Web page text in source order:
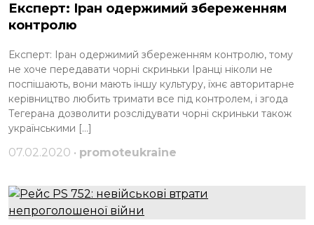
Експерт: Іран одержимий збереженням
контролю
Експерт: Іран одержимий збереженням контролю, тому
не хоче передавати чорні скриньки Іранці ніколи не
поспішають, вони мають іншу культуру, їхнє авторитарне
керівництво любить тримати все під контролем, і згода
Тегерана дозволити розслідувати чорні скриньки також
українськими […]
07.02.2020 • promoteukraine